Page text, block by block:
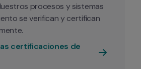
procesos y sistemas
se verifican y certifican
certificaciones de